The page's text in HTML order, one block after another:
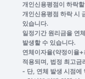
개인신용평점이 하락
개인신용평점 하락 시
있습니다.
일정기간 원리금을 연
발생할 수 있습니다.
연체이자율(약정이율
적용되며, 법정 최고
- 단, 연체 발생 시점에